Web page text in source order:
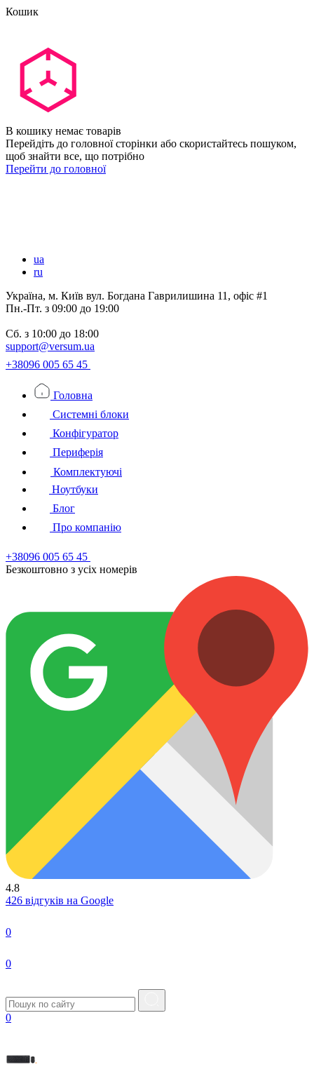
Кошик
В кошику немає товарів
Перейдіть до головної сторінки або скористайтесь пошуком,
щоб знайти все, що потрібно
Перейти до головної
ua
ru
Україна, м. Київ вул. Богдана Гаврилишина 11, офіс #1
Пн.-Пт. з 09:00 до 19:00
Сб. з 10:00 до 18:00
support@versum.ua
+38096 005 65 45
Головна
Системні блоки
Конфігуратор
Периферія
Комплектуючі
Ноутбуки
Блог
Про компанію
+38096 005 65 45
Безкоштовно з усiх номерiв
4.8
426 відгуків на Google
0
0
0